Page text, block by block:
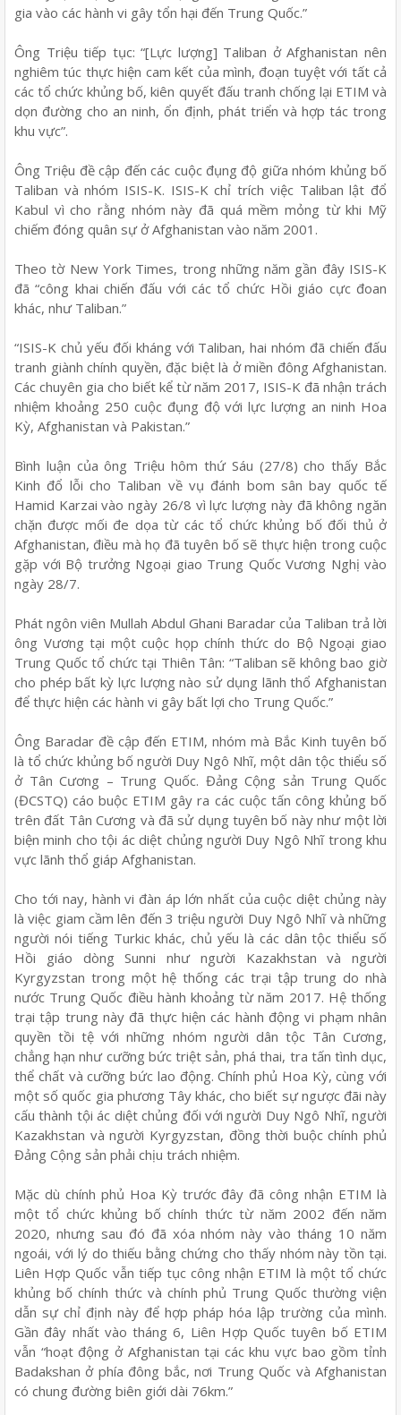
gia vào các hành vi gây tổn hại đến Trung Quốc.”
Ông Triệu tiếp tục: “[Lực lượng] Taliban ở Afghanistan nên
nghiêm túc thực hiện cam kết của mình, đoạn tuyệt với tất cả
các tổ chức khủng bố, kiên quyết đấu tranh chống lại ETIM và
dọn đường cho an ninh, ổn định, phát triển và hợp tác trong
khu vực”.
Ông Triệu đề cập đến các cuộc đụng độ giữa nhóm khủng bố
Taliban và nhóm ISIS-K. ISIS-K chỉ trích việc Taliban lật đổ
Kabul vì cho rằng nhóm này đã quá mềm mỏng từ khi Mỹ
chiếm đóng quân sự ở Afghanistan vào năm 2001.
Theo tờ New York Times, trong những năm gần đây ISIS-K
đã “công khai chiến đấu với các tổ chức Hồi giáo cực đoan
khác, như Taliban.”
“ISIS-K chủ yếu đối kháng với Taliban, hai nhóm đã chiến đấu
tranh giành chính quyền, đặc biệt là ở miền đông Afghanistan.
Các chuyên gia cho biết kể từ năm 2017, ISIS-K đã nhận trách
nhiệm khoảng 250 cuộc đụng độ với lực lượng an ninh Hoa
Kỳ, Afghanistan và Pakistan.”
Bình luận của ông Triệu hôm thứ Sáu (27/8) cho thấy Bắc
Kinh đổ lỗi cho Taliban về vụ đánh bom sân bay quốc tế
Hamid Karzai vào ngày 26/8 vì lực lượng này đã không ngăn
chặn được mối đe dọa từ các tổ chức khủng bố đối thủ ở
Afghanistan, điều mà họ đã tuyên bố sẽ thực hiện trong cuộc
gặp với Bộ trưởng Ngoại giao Trung Quốc Vương Nghị vào
ngày 28/7.
Phát ngôn viên Mullah Abdul Ghani Baradar của Taliban trả lời
ông Vương tại một cuộc họp chính thức do Bộ Ngoại giao
Trung Quốc tổ chức tại Thiên Tân: “Taliban sẽ không bao giờ
cho phép bất kỳ lực lượng nào sử dụng lãnh thổ Afghanistan
để thực hiện các hành vi gây bất lợi cho Trung Quốc.”
Ông Baradar đề cập đến ETIM, nhóm mà Bắc Kinh tuyên bố
là tổ chức khủng bố người Duy Ngô Nhĩ, một dân tộc thiểu số
ở Tân Cương – Trung Quốc. Đảng Cộng sản Trung Quốc
(ĐCSTQ) cáo buộc ETIM gây ra các cuộc tấn công khủng bố
trên đất Tân Cương và đã sử dụng tuyên bố này như một lời
biện minh cho tội ác diệt chủng người Duy Ngô Nhĩ trong khu
vực lãnh thổ giáp Afghanistan.
Cho tới nay, hành vi đàn áp lớn nhất của cuộc diệt chủng này
là việc giam cầm lên đến 3 triệu người Duy Ngô Nhĩ và những
người nói tiếng Turkic khác, chủ yếu là các dân tộc thiểu số
Hồi giáo dòng Sunni như người Kazakhstan và người
Kyrgyzstan trong một hệ thống các trại tập trung do nhà
nước Trung Quốc điều hành khoảng từ năm 2017. Hệ thống
trại tập trung này đã thực hiện các hành động vi phạm nhân
quyền tồi tệ với những nhóm người dân tộc Tân Cương,
chẳng hạn như cưỡng bức triệt sản, phá thai, tra tấn tình dục,
thể chất và cưỡng bức lao động. Chính phủ Hoa Kỳ, cùng với
một số quốc gia phương Tây khác, cho biết sự ngược đãi này
cấu thành tội ác diệt chủng đối với người Duy Ngô Nhĩ, người
Kazakhstan và người Kyrgyzstan, đồng thời buộc chính phủ
Đảng Cộng sản phải chịu trách nhiệm.
Mặc dù chính phủ Hoa Kỳ trước đây đã công nhận ETIM là
một tổ chức khủng bố chính thức từ năm 2002 đến năm
2020, nhưng sau đó đã xóa nhóm này vào tháng 10 năm
ngoái, với lý do thiếu bằng chứng cho thấy nhóm này tồn tại.
Liên Hợp Quốc vẫn tiếp tục công nhận ETIM là một tổ chức
khủng bố chính thức và chính phủ Trung Quốc thường viện
dẫn sự chỉ định này để hợp pháp hóa lập trường của mình.
Gần đây nhất vào tháng 6, Liên Hợp Quốc tuyên bố ETIM
vẫn “hoạt động ở Afghanistan tại các khu vực bao gồm tỉnh
Badakshan ở phía đông bắc, nơi Trung Quốc và Afghanistan
có chung đường biên giới dài 76km.”